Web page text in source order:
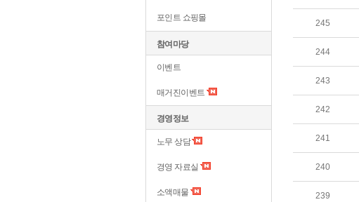
포인트 쇼핑몰
참여마당
이벤트
매거진이벤트
경영정보
노무 상담
경영 자료실
소액매물
245
244
243
242
241
240
239